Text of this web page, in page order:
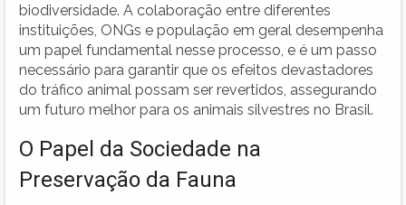
biodiversidade. A colaboração entre diferentes
instituições, ONGs e população em geral desempenha
um papel fundamental nesse processo, e é um passo
necessário para garantir que os efeitos devastadores
do tráfico animal possam ser revertidos, assegurando
um futuro melhor para os animais silvestres no Brasil.
O Papel da Sociedade na
Preservação da Fauna